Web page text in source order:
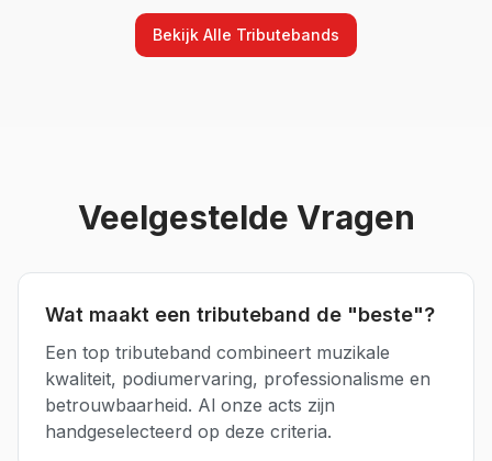
Bekijk Alle Tributebands
Veelgestelde Vragen
Wat maakt een tributeband de "beste"?
Een top tributeband combineert muzikale
kwaliteit, podiumervaring, professionalisme en
betrouwbaarheid. Al onze acts zijn
handgeselecteerd op deze criteria.